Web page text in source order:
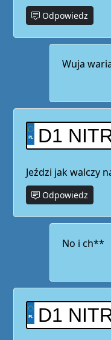
Odpowiedz
Wuja
D1
Jeździ jak walczy
Odpowiedz
No i ch**
D1